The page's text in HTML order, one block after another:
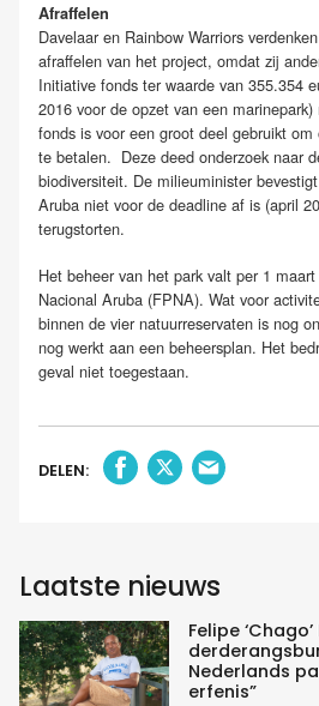
Afraffelen
Davelaar en Rainbow Warriors
afraffelen van het project, omdat zij
Initiative fonds ter waarde van 355.354
2016 voor de opzet van een
fonds is voor een groot deel gebruikt
te betalen. Deze deed onderzoek naar
biodiversiteit. De milieuminister
Aruba niet voor de deadline af is (april
terugstorten.
Het beheer van het park valt per 1
Nacional Aruba (FPNA). Wat voor
binnen de vier natuurreservaten is nog
nog werkt aan een beheersplan. Het
geval niet toegestaan.
DELEN:
Laatste nieuws
Felipe
Nederlands
erfenis”